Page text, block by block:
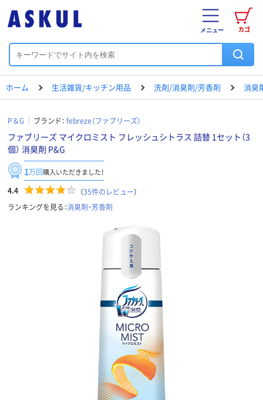
カゴ
メニュー
ホーム 生活雑貨/キッチン用品 洗剤/消臭剤/芳香剤 消臭
P＆G ブランド： febreze（ファブリーズ）
ファブリーズ マイクロミスト フレッシュシトラス 詰替 1セット（3
個） 消臭剤 P&G
1万回購入いただきました！
4.4 （35件のレビュー）
ランキングを見る：消臭剤・芳香剤